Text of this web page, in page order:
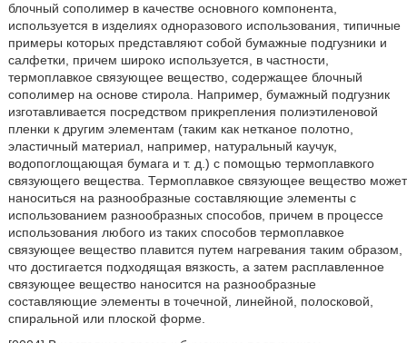
блочный сополимер в качестве основного компонента,
используется в изделиях одноразового использования, типичные
примеры которых представляют собой бумажные подгузники и
салфетки, причем широко используется, в частности,
термоплавкое связующее вещество, содержащее блочный
сополимер на основе стирола. Например, бумажный подгузник
изготавливается посредством прикрепления полиэтиленовой
пленки к другим элементам (таким как нетканое полотно,
эластичный материал, например, натуральный каучук,
водопоглощающая бумага и т. д.) с помощью термоплавкого
связующего вещества. Термоплавкое связующее вещество может
наноситься на разнообразные составляющие элементы с
использованием разнообразных способов, причем в процессе
использования любого из таких способов термоплавкое
связующее вещество плавится путем нагревания таким образом,
что достигается подходящая вязкость, а затем расплавленное
связующее вещество наносится на разнообразные
составляющие элементы в точечной, линейной, полосковой,
спиральной или плоской форме.